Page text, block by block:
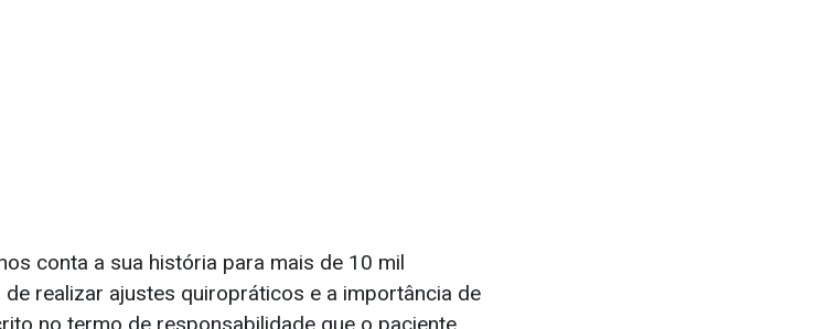
conta a sua história para mais de 10 mil
realizar ajustes quiropráticos e a importância de